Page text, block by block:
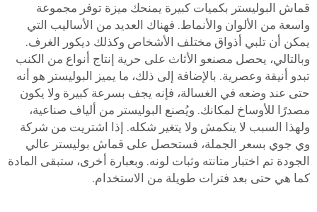
قماش البوليستر بكميات كبيرة يمنحك ميزة توفر مجموعة
واسعة من الألوان والأنماط. فهناك العديد من الأساليب التي
يمكن أن تلبي أذواق مختلف الأشخاص وكذلك ديكور الغرف.
وبالتالي، يحصل مصنعو الأثاث على حرية إنتاج أنواع من الكنب
تبدو أنيقة وعصرية. بالإضافة إلى ذلك، ما يميز البوليستر هو أنه
حتى عند وضعه في الغسالة، فإنه يجف بسرعة كبيرة ولا يكون
مصدرًا للأوساخ لمكانك. ويُصنع البوليستر من ألياف صناعية،
ولهذا السبب لا ينكمش ولا يتغير شكله. إذا اشتريت من شركة
وي جوي بسعر الجملة، فستحصل على قماش بوليستر عالي
الجودة تم اختبار متانته وثبات لونه. وبعبارة أخرى، ستبقى المادة
كما هي حتى بعد فترات طويلة من الاستخدام.